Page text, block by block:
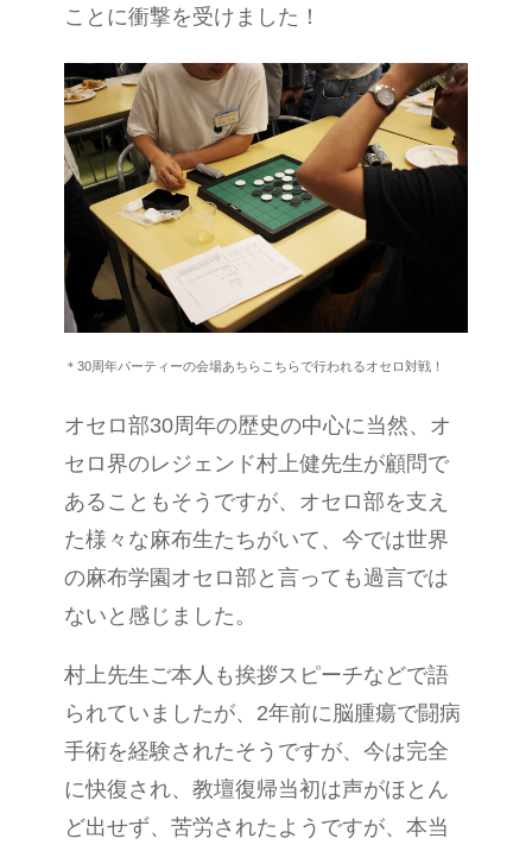
ことに衝撃を受けました！
＊30周年パーティーの会場あちらこちらで行われるオセロ対戦！
オセロ部30周年の歴史の中心に当然、オ
セロ界のレジェンド村上健先生が顧問で
あることもそうですが、オセロ部を支え
た様々な麻布生たちがいて、今では世界
の麻布学園オセロ部と言っても過言では
ないと感じました。
村上先生ご本人も挨拶スピーチなどで語
られていましたが、2年前に脳腫瘍で闘病
手術を経験されたそうですが、今は完全
に快復され、教壇復帰当初は声がほとん
ど出せず、苦労されたようですが、本当